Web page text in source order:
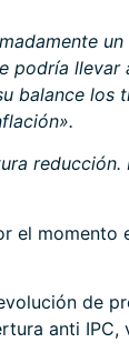
podría llevar
balance los
reducción.
el momento
de
anti IPC,